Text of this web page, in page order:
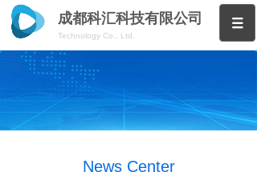
成都科汇科技有限公司
Technology Co., Ltd.
News Center